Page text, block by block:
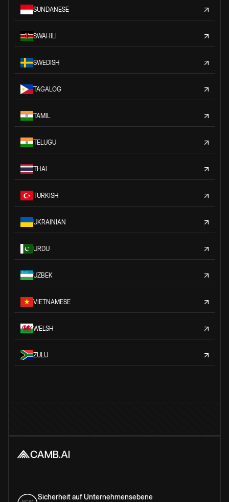
SUNDANESE
SWAHILI
SWEDISH
TAGALOG
TAMIL
TELUGU
THAI
TURKISH
UKRAINIAN
URDU
UZBEK
VIETNAMESE
WELSH
ZULU
Sicherheit auf Unternehmensebene